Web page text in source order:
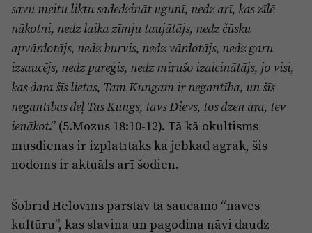
savu meitu liktu sadedzināt ugunī, nedz arī, kas zīlē
nākotni, nedz laika zīmju taujātājs, nedz čūsku
apvārdotājs, nedz burvis, nedz vārdotājs, nedz garu
izsaucējs, nedz pareģis, nedz mirušo izaicinātājs, jo visi,
kas dara šīs lietas, Tam Kungam ir negantība, un šīs
negantības dēļ Tas Kungs, tavs Dievs, tos dzen ārā, tev
ienākot.” (5.Mozus 18:10-12). Tā kā okultisms
mūsdienās ir izplatītāks kā jebkad agrāk, šis
nodoms ir aktuāls arī šodien.
Šobrīd Helovīns pārstāv tā saucamo “nāves
kultūru”, kas slavina un pagodina nāvi daudz